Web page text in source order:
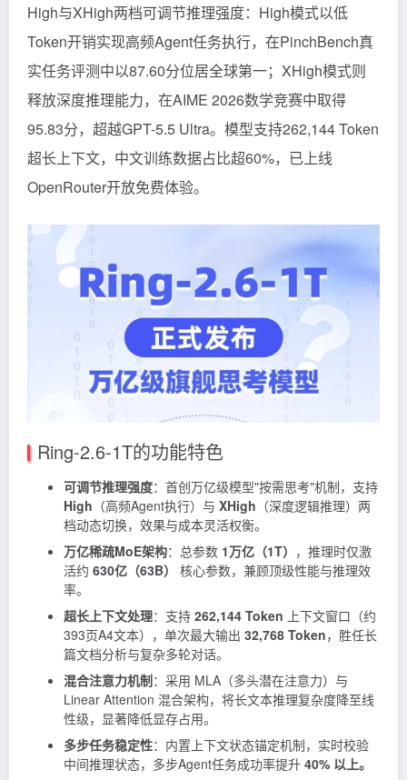
High与XHigh两档可调节推理强度：High模式以低
Token开销实现高频Agent任务执行，在PinchBench真
实任务评测中以87.60分位居全球第一；XHigh模式则
释放深度推理能力，在AIME 2026数学竞赛中取得
95.83分，超越GPT-5.5 Ultra。模型支持262,144 Token
超长上下文，中文训练数据占比超60%，已上线
OpenRouter开放免费体验。
Ring-2.6-1T的功能特色
可调节推理强度：首创万亿级模型"按需思考"机制，支持
High （高频Agent执行）与 XHigh （深度逻辑推理）两
档动态切换，效果与成本灵活权衡。
万亿稀疏MoE架构：总参数 1万亿（1T） ，推理时仅激
活约 630亿（63B）
核心参数，兼顾顶级性能与推理效
率。
超长上下文处理：支持 262,144 Token 上下文窗口（约
393页A4文本），单次最大输出 32,768 Token，胜任长
篇文档分析与复杂多轮对话。
混合注意力机制：采用 MLA（多头潜在注意力）与
Linear Attention 混合架构，将长文本推理复杂度降至线
性级，显著降低显存占用。
多步任务稳定性：内置上下文状态锚定机制，实时校验
中间推理状态，多步Agent任务成功率提升 40% 以上。